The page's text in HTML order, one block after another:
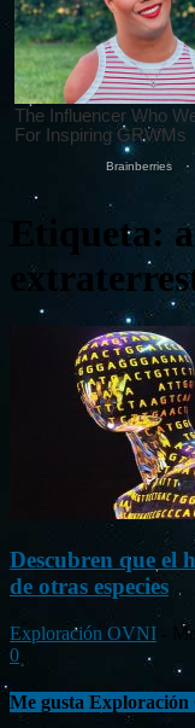
Etiqueta:
Descubren que el
de otras especies
Exploración OVNI
0
Me gusta